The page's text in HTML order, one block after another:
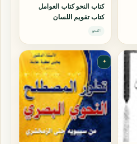
كتاب النحو كتاب العوامل
كتاب تقويم اللسان
النحو
✦